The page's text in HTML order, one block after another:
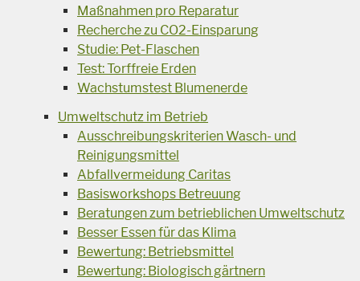
Maßnahmen pro Reparatur
Recherche zu CO2-Einsparung
Studie: Pet-Flaschen
Test: Torffreie Erden
Wachstumstest Blumenerde
Umweltschutz im Betrieb
Ausschreibungskriterien Wasch- und
Reinigungsmittel
Abfallvermeidung Caritas
Basisworkshops Betreuung
Beratungen zum betrieblichen Umweltschutz
Besser Essen für das Klima
Bewertung: Betriebsmittel
Bewertung: Biologisch gärtnern